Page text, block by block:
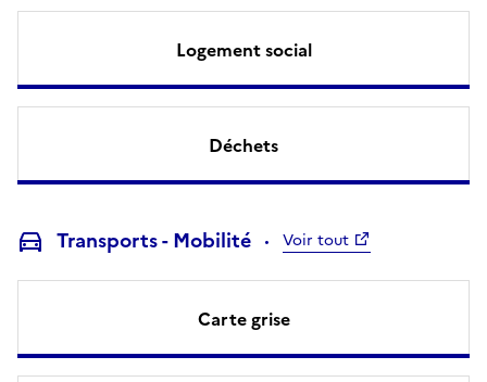
Logement social
Déchets
Transports - Mobilité Voir tout
Carte grise